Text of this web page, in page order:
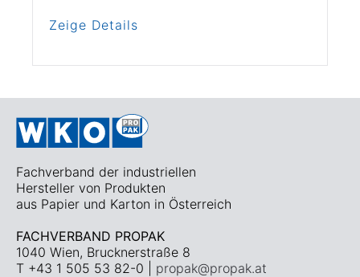
Zeige Details
Fachverband der industriellen
Hersteller von Produkten
aus Papier und Karton in Österreich
FACHVERBAND PROPAK
1040 Wien, Brucknerstraße 8
T +43 1 505 53 82-0 | propak@propak.at